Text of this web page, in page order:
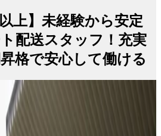
上】未経験から安定
配送スタッフ！充実
格で安心して働ける